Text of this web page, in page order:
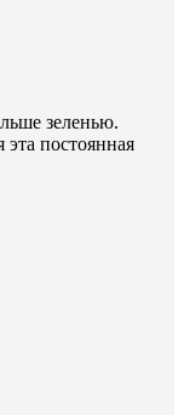
зеленью.
постоянная